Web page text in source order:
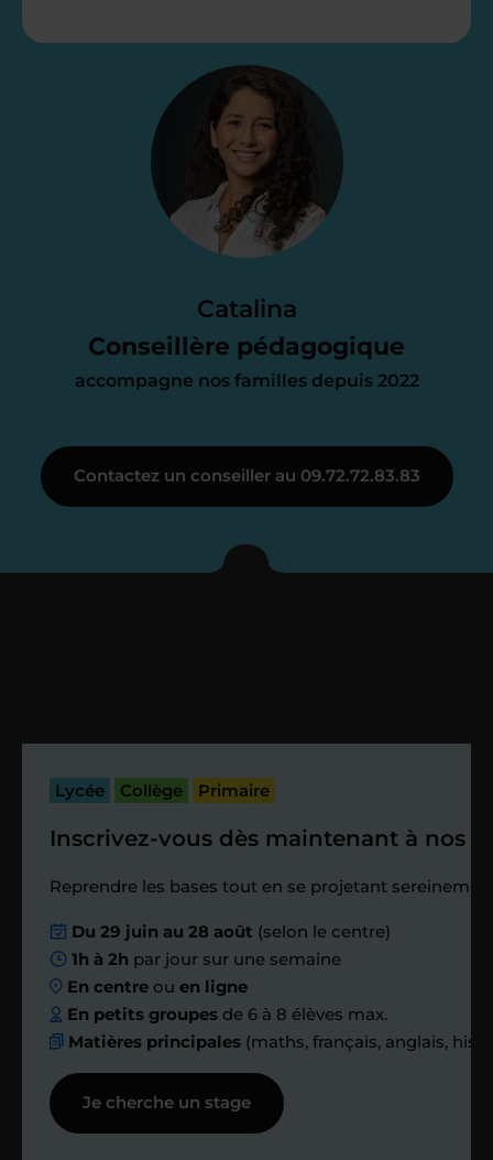
Catalina
Conseillère pédagogique
accompagne nos familles depuis 2022
Étape 2
Je vous envoie une
proposition
d’accompagnement
parfait. À partir de maintenant nous
nous occupons de tout.
Je vous présente votre
enseignant sous 72
passé.
Étape 4
Nous planifions
ensemble des
échanges réguliers
Afin de suivre le travail et les progrès
réalisés, votre enseignant et moi-
même vous proposons des points et
Contactez un conseiller au 09.72.72.83.83
Lycée Collège Primaire
Inscrivez-vous dès maintenant à nos
Reprendre les bases tout en se projetant
Du 29 juin au 28 août (selon le centre)
1h à 2h par jour sur une semaine
En centre ouen ligne
En petits groupes de 6 à 8 élèves max.
Matières principales (maths, français, anglais,
Je cherche un stage